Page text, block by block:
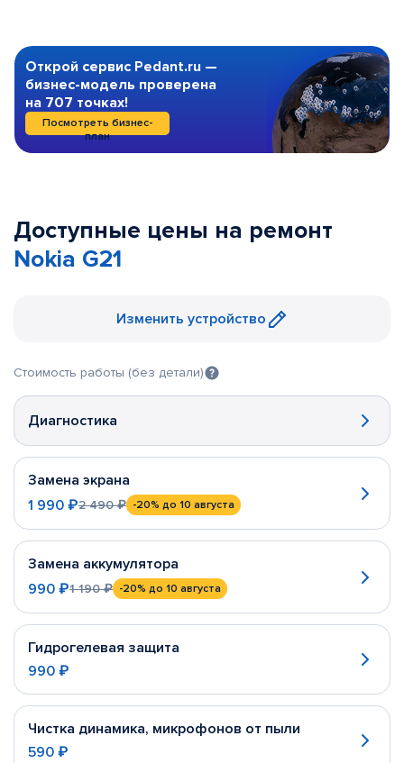
Открой сервис Pedant.ru —
бизнес-модель проверена
на 707 точках!
Посмотреть бизнес-
план
Доступные цены на ремонт
Nokia G21
Изменить устройство
Стоимость работы (без детали)
Диагностика
Замена экрана
1 990 ₽2 490 ₽ -20% до 10 августа
Замена аккумулятора
990 ₽1 190 ₽ -20% до 10 августа
Гидрогелевая защита
990 ₽
Чистка динамика, микрофонов от пыли
590 ₽